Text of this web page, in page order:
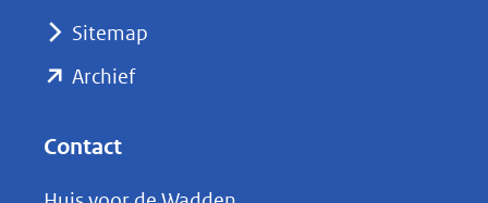
naar
Sitemap
Archief(opent
Contact